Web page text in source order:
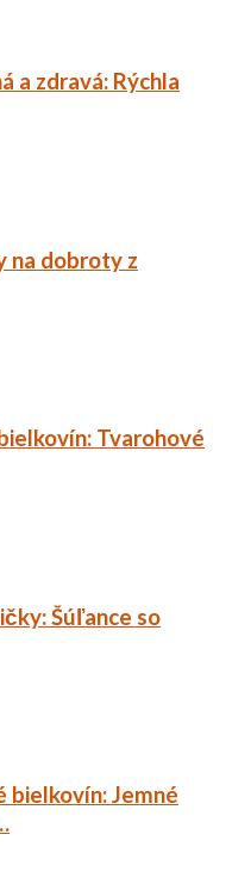
a zdravá: Rýchla
na dobroty z
Tvarohové
Šúľance so
bielkovín: Jemné